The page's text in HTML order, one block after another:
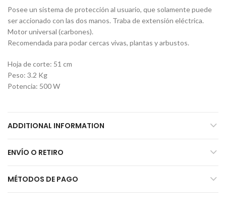
Posee un sistema de protección al usuario, que solamente puede
ser accionado con las dos manos. Traba de extensión eléctrica.
Motor universal (carbones).
Recomendada para podar cercas vivas, plantas y arbustos.
Hoja de corte: 51 cm
Peso: 3.2 Kg
Potencia: 500 W
ADDITIONAL INFORMATION
ENVÍO O RETIRO
MÉTODOS DE PAGO